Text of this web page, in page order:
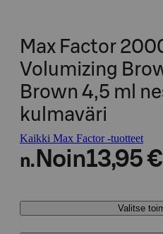
Max Factor
Volumizing
Brown 4,5 ml
kulmaväri
Kaikki Max Factor -tuotteet
n. Noin13,95 €
Valitse